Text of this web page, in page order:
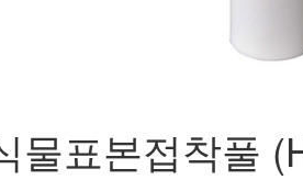
물표본접착풀